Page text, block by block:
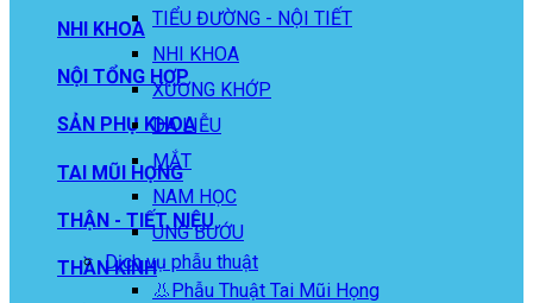
NHI KHOA
NỘI TỔNG HỢP
SẢN PHỤ KHOA
TAI MŨI HỌNG
THẬN - TIẾT NIỆU
THẦN KINH
TIỂU ĐƯỜNG - NỘI TIẾT
NHI KHOA
XƯƠNG KHỚP
DA LIỄU
MẮT
NAM HỌC
UNG BƯỚU
Dịch vụ phẫu thuật
👃Phẫu Thuật Tai Mũi Họng